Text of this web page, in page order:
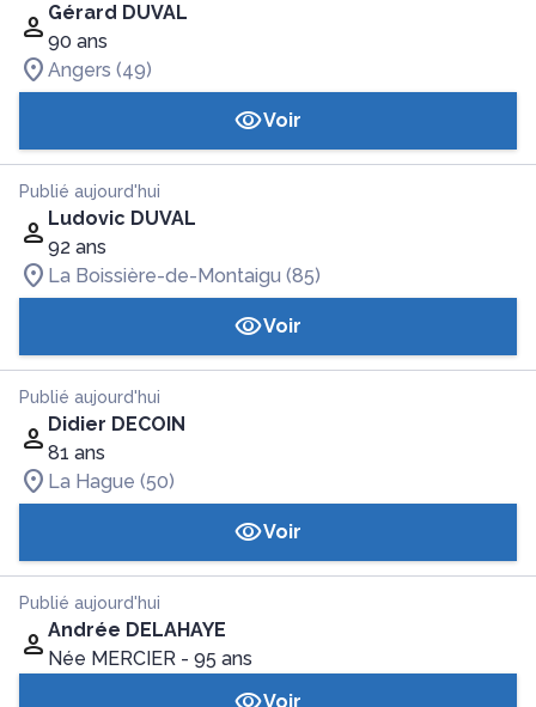
Gérard DUVAL
90 ans
Angers (49)
Voir
Publié aujourd'hui
Ludovic DUVAL
92 ans
La Boissière-de-Montaigu (85)
Voir
Publié aujourd'hui
Didier DECOIN
81 ans
La Hague (50)
Voir
Publié aujourd'hui
Andrée DELAHAYE
Née MERCIER - 95 ans
Voir